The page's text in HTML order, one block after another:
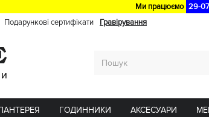
Ми працюємо 29-
Подарункові сертифікати Гравірування
ГОДИННИКИ АКСЕСУАРИ